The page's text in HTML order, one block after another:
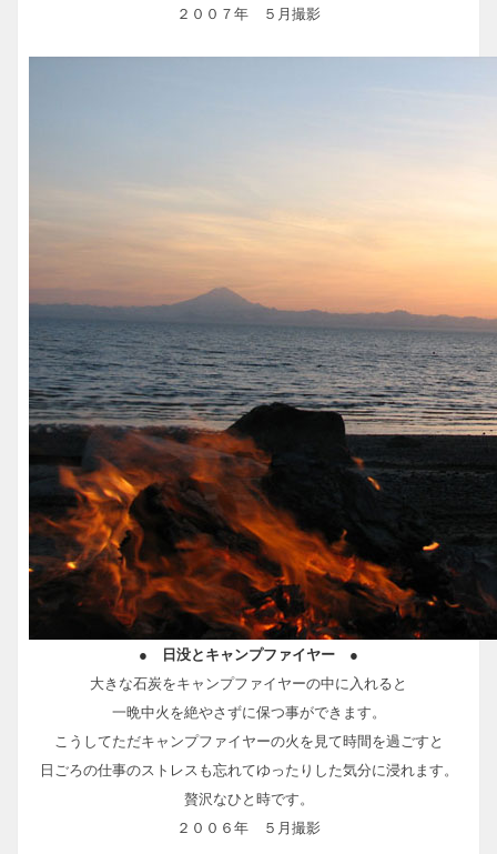
２００７年 ５月撮影
● 日没とキャンプファイヤー ●
大きな石炭をキャンプファイヤーの中に入れると
一晩中火を絶やさずに保つ事ができます。
こうしてただキャンプファイヤーの火を見て時間を過ごすと
日ごろの仕事のストレスも忘れてゆったりした気分に浸れます。
贅沢なひと時です。
２００６年 ５月撮影